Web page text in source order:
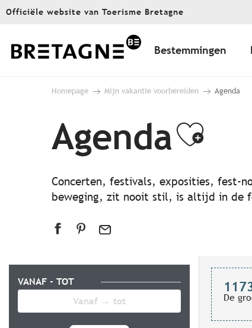
Aller
principal
Officiële website van Toerisme Bretagne
Bestemmingen
Homepage Mijn vakantie voorbereiden Agenda
Agenda
Concerten, festivals, exposities, fest-
beweging, zit nooit stil, is altijd in de
VANAF - TOT
De